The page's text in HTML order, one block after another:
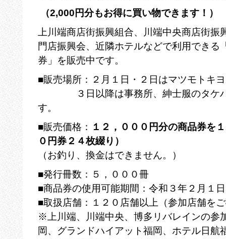
（2,000 円分もお得に買い物できます！）
上川端商店街振興組合、川端中央商店街
門店振興会、近隣ホテルなどで利用できる
券」を販売中です。
■販売場所：２月１日・２日はマツモトキ
３日以降は事務所、紳士服のタケハ
す。
■販売価格：
１２，０００円分の商品券を
０円券２４枚綴り）
（お釣り、換金はできません。）
■発行冊数：５，０００冊
■商品券の使用可能期間：令和３年２月１
■取扱店舗：１２０店舗以上（参加店舗を
※上川端、川端中央、博多リバレインの参
岡、グランドハイアット福岡、ホテル日航